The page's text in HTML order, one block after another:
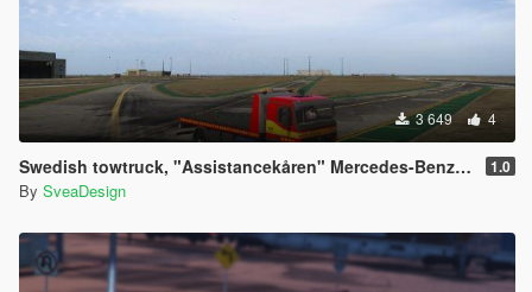
3 649 4
Swedish towtruck, "Assistancekåren" Mercedes-Benz Actros V. 1.0 1.0
By SveaDesign